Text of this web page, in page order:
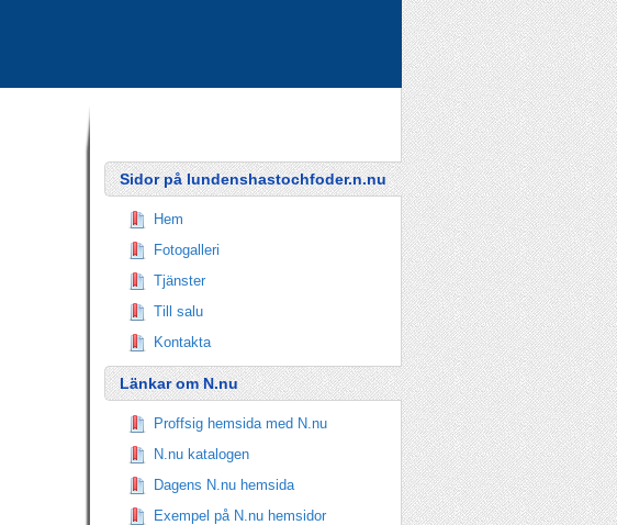
Sidor på lundenshastochfoder.n.nu
Hem
Fotogalleri
Tjänster
Till salu
Kontakta
Länkar om N.nu
Proffsig hemsida med N.nu
N.nu katalogen
Dagens N.nu hemsida
Exempel på N.nu hemsidor